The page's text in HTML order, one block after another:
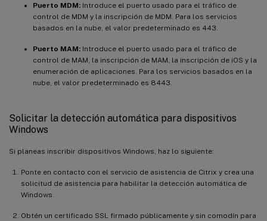
Puerto MDM: Introduce el puerto usado para el tráfico de
control de MDM y la inscripción de MDM. Para los servicios
basados en la nube, el valor predeterminado es 443.
Puerto MAM: Introduce el puerto usado para el tráfico de
control de MAM, la inscripción de MAM, la inscripción de iOS y la
enumeración de aplicaciones. Para los servicios basados en la
nube, el valor predeterminado es 8443.
Solicitar la detección automática para dispositivos
Windows
Si planeas inscribir dispositivos Windows, haz lo siguiente:
Ponte en contacto con el servicio de asistencia de Citrix y crea una
solicitud de asistencia para habilitar la detección automática de
Windows.
Obtén un certificado SSL firmado públicamente y sin comodín para